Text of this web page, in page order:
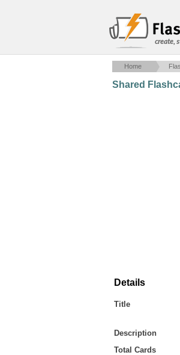
create,
Home
Shared
Details
Title
Description
Total Cards